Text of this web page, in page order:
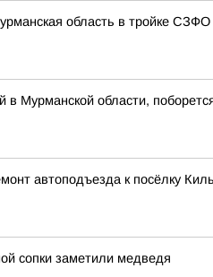
область в тройке
Мурманской области,
автоподъезда к посёлку
сопки заметили медведя